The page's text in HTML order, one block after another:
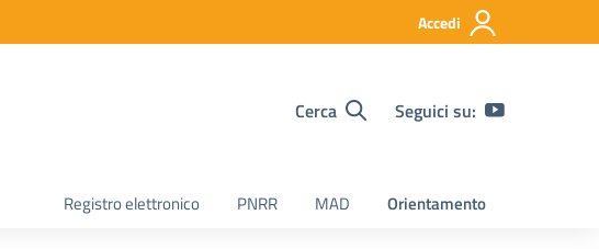
Accedi
Cerca Seguici su:
Registro elettronico PNRR MAD Orientamento